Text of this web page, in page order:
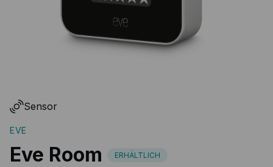
Sensor
EVE
Eve Room ERHÄLTLICH